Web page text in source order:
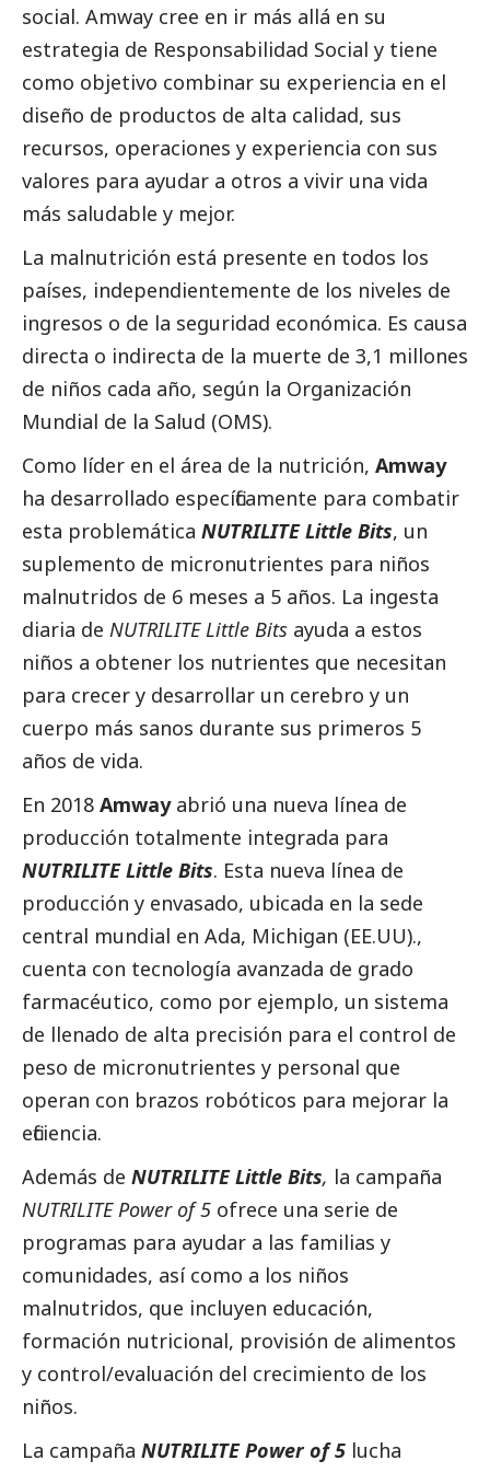
social. Amway cree en ir más allá en su
estrategia de Responsabilidad Social y tiene
como objetivo combinar su experiencia en el
diseño de productos de alta calidad, sus
recursos, operaciones y experiencia con sus
valores para ayudar a otros a vivir una vida
más saludable y mejor.
La malnutrición está presente en todos los
países, independientemente de los niveles de
ingresos o de la seguridad económica. Es causa
directa o indirecta de la muerte de 3,1 millones
de niños cada año, según la Organización
Mundial de la Salud (OMS).
Como líder en el área de la nutrición, Amway
ha desarrollado específicamente para combatir
esta problemática NUTRILITE Little Bits, un
suplemento de micronutrientes para niños
malnutridos de 6 meses a 5 años. La ingesta
diaria de NUTRILITE Little Bits ayuda a estos
niños a obtener los nutrientes que necesitan
para crecer y desarrollar un cerebro y un
cuerpo más sanos durante sus primeros 5
años de vida.
En 2018 Amwayabrió una nueva línea de
producción totalmente integrada para
NUTRILITE Little Bits. Esta nueva línea de
producción y envasado, ubicada en la sede
central mundial en Ada, Michigan (EE.UU).,
cuenta con tecnología avanzada de grado
farmacéutico, como por ejemplo, un sistema
de llenado de alta precisión para el control de
peso de micronutrientes y personal que
operan con brazos robóticos para mejorar la
eficiencia.
Además de NUTRILITE Little Bits, la campaña
NUTRILITE Power of 5 ofrece una serie de
programas para ayudar a las familias y
comunidades, así como a los niños
malnutridos, que incluyen educación,
formación nutricional, provisión de alimentos
y control/evaluación del crecimiento de los
niños.
La campaña NUTRILITE Power of 5 lucha